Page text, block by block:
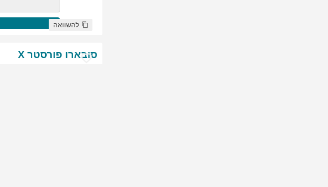
להשוואה
סובארו פורסטר X